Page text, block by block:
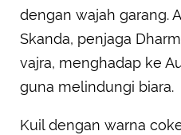
dengan wajah garang.
Skanda, penjaga
vajra, menghadap ke
guna melindungi biara.
Kuil dengan warna